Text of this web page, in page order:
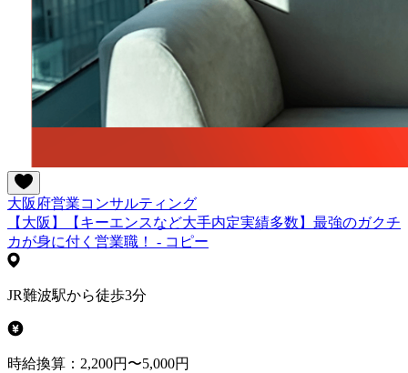
大阪府営業コンサルティング
【大阪】【キーエンスなど大手内定実績多数】最強のガクチ
カが身に付く営業職！ - コピー
JR難波駅から徒歩3分
時給換算：2,200円〜5,000円